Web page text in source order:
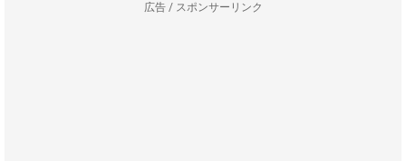
広告 / スポンサーリンク